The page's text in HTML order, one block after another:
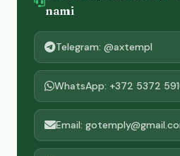
nami
Telegram: @axtempl
WhatsApp: +372 5372
Email: